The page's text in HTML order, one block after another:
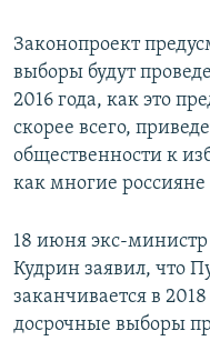
Законопроект
выборы будут
2016 года, как это
скорее всего,
общественности к
как многие россияне
18 июня экс-
Кудрин заявил, что
заканчивается в
досрочные выборы